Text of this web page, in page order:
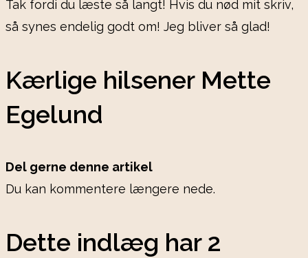
Tak fordi du læste så langt! Hvis du nød mit skriv,
så synes endelig godt om! Jeg bliver så glad!
Kærlige hilsener Mette
Egelund
Del gerne denne artikel
Du kan kommentere længere nede.
Dette indlæg har 2